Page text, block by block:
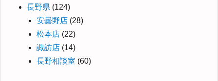
長野県 (124)
安曇野店 (28)
松本店 (22)
諏訪店 (14)
長野相談室 (60)